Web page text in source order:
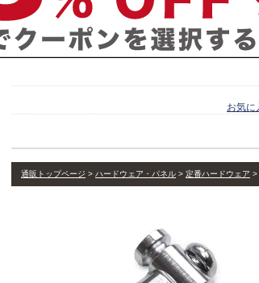
お気に
通販トップページ ハードウェア・パネル 定番ハードウェア